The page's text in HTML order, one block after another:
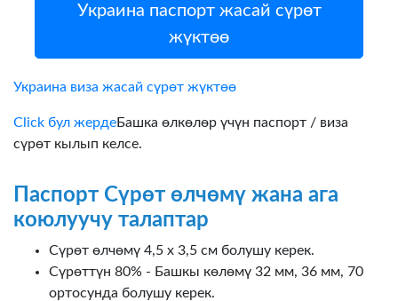
Украина паспорт жасай сүрөт
жүктөө
Украина виза жасай сүрөт жүктөө
Click бул жердеБашка өлкөлөр үчүн паспорт / виза
сүрөт кылып келсе.
Паспорт Сүрөт өлчөмү жана ага
коюлуучу талаптар
Сүрөт өлчөмү 4,5 х 3,5 см болушу керек.
Сүрөттүн 80% - Башкы көлөмү 32 мм, 36 мм, 70
ортосунда болушу керек.